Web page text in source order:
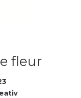
fleur